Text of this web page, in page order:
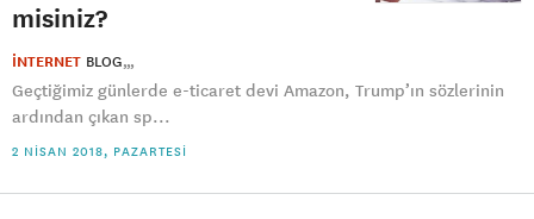
misiniz?
İNTERNET BLOG
Geçtiğimiz günlerde e-ticaret devi Amazon, Trump’ın sözlerinin
ardından çıkan sp...
2 NISAN 2018, PAZARTESI